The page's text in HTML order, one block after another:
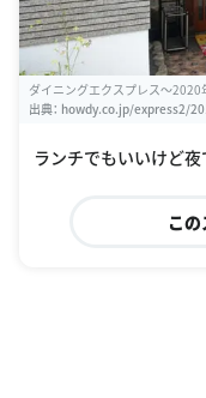
ダイニングエクスプレス〜2020
出典： howdy.co.jp/express2/
ランチでもいいけど
こ